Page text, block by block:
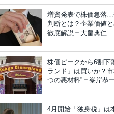
増資発表で株価急落…
判断とは？企業価値
徹底解説＝大畠典仁
株価ピークから6割下
ランド」は買いか？
つの悪材料”＝峯岸恭
4月開始「独身税」は